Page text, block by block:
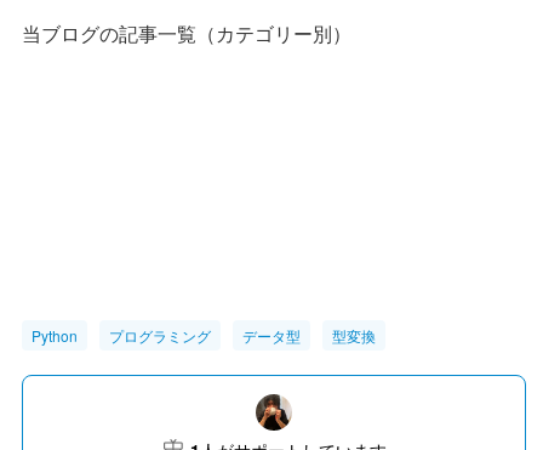
当ブログの記事一覧（カテゴリー別）
Python プログラミング データ型 型変換